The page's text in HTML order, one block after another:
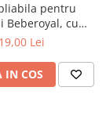
pentru
Beberoyal, cu
digital si dop de
003
Lei
IN COS